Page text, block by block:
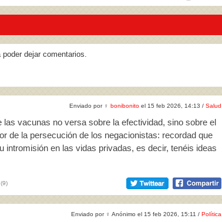
dejar comentarios.
Enviado por ♀ bonibonito el 15 feb 2026, 14:13 / Salud
vacunas no versa sobre la efectividad, sino sobre el
de la persecución de los negacionistas: recordad que
intromisión en las vidas privadas, es decir, tenéis ideas
(9)
Enviado por ♀ Anónimo el 15 feb 2026, 15:11 / Política